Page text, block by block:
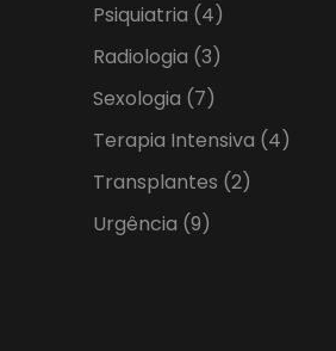
Psiquiatria (4)
Radiologia (3)
Sexologia (7)
Terapia Intensiva (4)
Transplantes (2)
Urgência (9)